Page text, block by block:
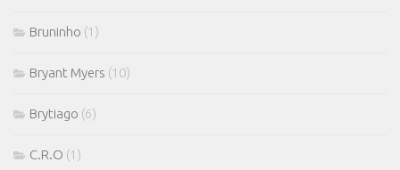
Bruninho (1)
Bryant Myers (10)
Brytiago (6)
C.R.O (1)